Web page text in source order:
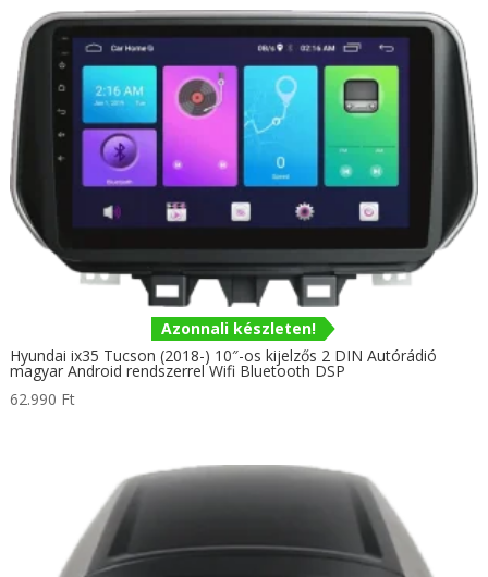
72.990 Ft
Azonnali készleten!
Hyundai ix35 Tucson (2018-) 10″-os kijelzős 2 DIN Autórádió
magyar Android rendszerrel Wifi Bluetooth DSP
62.990 Ft